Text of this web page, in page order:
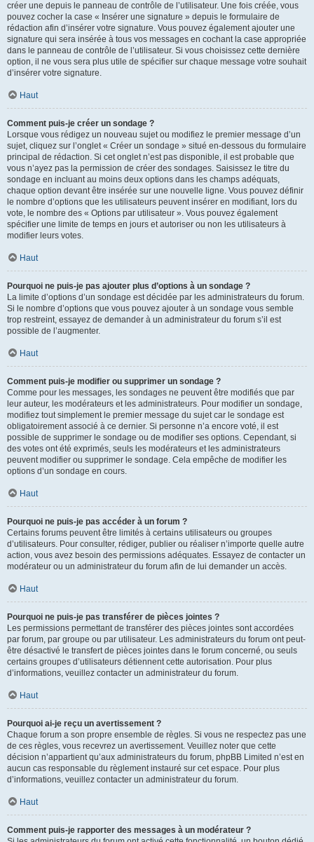
créer une depuis le panneau de contrôle de l’utilisateur. Une fois créée, vous
pouvez cocher la case « Insérer une signature » depuis le formulaire de
rédaction afin d’insérer votre signature. Vous pouvez également ajouter une
signature qui sera insérée à tous vos messages en cochant la case appropriée
dans le panneau de contrôle de l’utilisateur. Si vous choisissez cette dernière
option, il ne vous sera plus utile de spécifier sur chaque message votre souhait
d’insérer votre signature.
Haut
Comment puis-je créer un sondage ?
Lorsque vous rédigez un nouveau sujet ou modifiez le premier message d’un
sujet, cliquez sur l’onglet « Créer un sondage » situé en-dessous du formulaire
principal de rédaction. Si cet onglet n’est pas disponible, il est probable que
vous n’ayez pas la permission de créer des sondages. Saisissez le titre du
sondage en incluant au moins deux options dans les champs adéquats,
chaque option devant être insérée sur une nouvelle ligne. Vous pouvez définir
le nombre d’options que les utilisateurs peuvent insérer en modifiant, lors du
vote, le nombre des « Options par utilisateur ». Vous pouvez également
spécifier une limite de temps en jours et autoriser ou non les utilisateurs à
modifier leurs votes.
Haut
Pourquoi ne puis-je pas ajouter plus d’options à un sondage ?
La limite d’options d’un sondage est décidée par les administrateurs du forum.
Si le nombre d’options que vous pouvez ajouter à un sondage vous semble
trop restreint, essayez de demander à un administrateur du forum s’il est
possible de l’augmenter.
Haut
Comment puis-je modifier ou supprimer un sondage ?
Comme pour les messages, les sondages ne peuvent être modifiés que par
leur auteur, les modérateurs et les administrateurs. Pour modifier un sondage,
modifiez tout simplement le premier message du sujet car le sondage est
obligatoirement associé à ce dernier. Si personne n’a encore voté, il est
possible de supprimer le sondage ou de modifier ses options. Cependant, si
des votes ont été exprimés, seuls les modérateurs et les administrateurs
peuvent modifier ou supprimer le sondage. Cela empêche de modifier les
options d’un sondage en cours.
Haut
Pourquoi ne puis-je pas accéder à un forum ?
Certains forums peuvent être limités à certains utilisateurs ou groupes
d’utilisateurs. Pour consulter, rédiger, publier ou réaliser n’importe quelle autre
action, vous avez besoin des permissions adéquates. Essayez de contacter un
modérateur ou un administrateur du forum afin de lui demander un accès.
Haut
Pourquoi ne puis-je pas transférer de pièces jointes ?
Les permissions permettant de transférer des pièces jointes sont accordées
par forum, par groupe ou par utilisateur. Les administrateurs du forum ont peut-
être désactivé le transfert de pièces jointes dans le forum concerné, ou seuls
certains groupes d’utilisateurs détiennent cette autorisation. Pour plus
d’informations, veuillez contacter un administrateur du forum.
Haut
Pourquoi ai-je reçu un avertissement ?
Chaque forum a son propre ensemble de règles. Si vous ne respectez pas une
de ces règles, vous recevrez un avertissement. Veuillez noter que cette
décision n’appartient qu’aux administrateurs du forum, phpBB Limited n’est en
aucun cas responsable du règlement instauré sur cet espace. Pour plus
d’informations, veuillez contacter un administrateur du forum.
Haut
Comment puis-je rapporter des messages à un modérateur ?